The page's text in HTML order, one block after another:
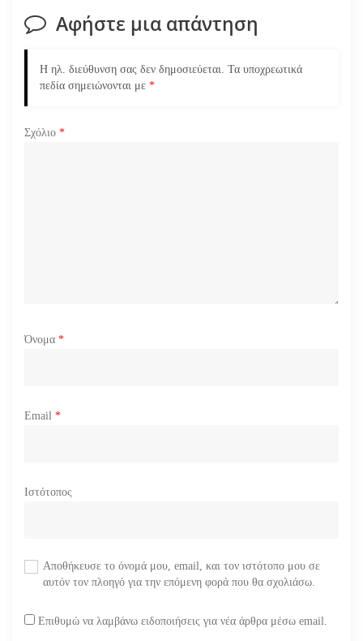
σ
η
ρ
Αφήστε μια απάντηση
Η ηλ. διεύθυνση σας δεν δημοσιεύεται. Τα υποχρεωτικά
πεδία σημειώνονται με *
Σχόλιο *
Όνομα *
Email *
Ιστότοπος
Αποθήκευσε το όνομά μου, email, και τον ιστότοπο μου σε
αυτόν τον πλοηγό για την επόμενη φορά που θα σχολιάσω.
Επιθυμώ να λαμβάνω ειδοποιήσεις για νέα άρθρα μέσω email.